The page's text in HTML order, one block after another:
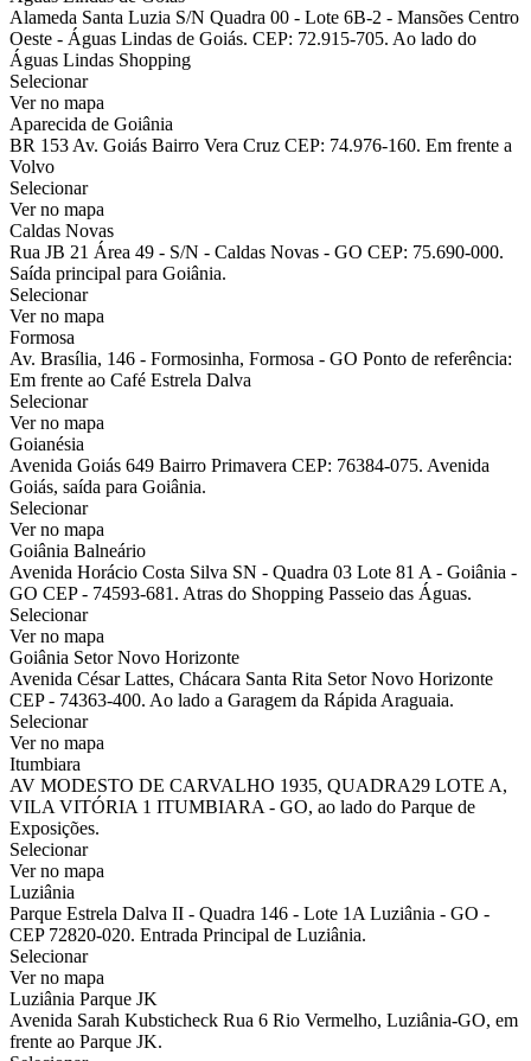
Alameda Santa Luzia S/N Quadra 00 - Lote 6B-2 - Mansões Centro
Oeste - Águas Lindas de Goiás. CEP: 72.915-705. Ao lado do
Águas Lindas Shopping
Selecionar
Ver no mapa
Aparecida de Goiânia
BR 153 Av. Goiás Bairro Vera Cruz CEP: 74.976-160. Em frente a
Volvo
Selecionar
Ver no mapa
Caldas Novas
Rua JB 21 Área 49 - S/N - Caldas Novas - GO CEP: 75.690-000.
Saída principal para Goiânia.
Selecionar
Ver no mapa
Formosa
Av. Brasília, 146 - Formosinha, Formosa - GO Ponto de referência:
Em frente ao Café Estrela Dalva
Selecionar
Ver no mapa
Goianésia
Avenida Goiás 649 Bairro Primavera CEP: 76384-075. Avenida
Goiás, saída para Goiânia.
Selecionar
Ver no mapa
Goiânia Balneário
Avenida Horácio Costa Silva SN - Quadra 03 Lote 81 A - Goiânia -
GO CEP - 74593-681. Atras do Shopping Passeio das Águas.
Selecionar
Ver no mapa
Goiânia Setor Novo Horizonte
Avenida César Lattes, Chácara Santa Rita Setor Novo Horizonte
CEP - 74363-400. Ao lado a Garagem da Rápida Araguaia.
Selecionar
Ver no mapa
Itumbiara
AV MODESTO DE CARVALHO 1935, QUADRA29 LOTE A,
VILA VITÓRIA 1 ITUMBIARA - GO, ao lado do Parque de
Exposições.
Selecionar
Ver no mapa
Luziânia
Parque Estrela Dalva II - Quadra 146 - Lote 1A Luziânia - GO -
CEP 72820-020. Entrada Principal de Luziânia.
Selecionar
Ver no mapa
Luziânia Parque JK
Avenida Sarah Kubsticheck Rua 6 Rio Vermelho, Luziânia-GO, em
frente ao Parque JK.